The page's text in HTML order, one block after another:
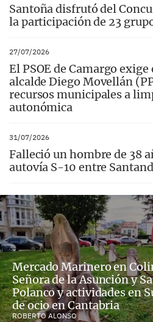
Santoña disfrutó del
la participación de 23
27/07/2026
El PSOE de Camargo
alcalde Diego Movellán
recursos municipales a
autonómica
31/07/2026
Falleció un hombre de 38
autovía S-10 entre
Mercado Marinero en
Señora de la Asunción y
Polanco y actividades en
de ocio en Cantabria
ROBERTO ALONSO